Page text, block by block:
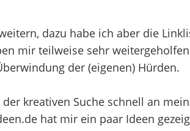
dazu habe ich aber die
mir teilweise sehr
der (eigenen) Hürden.
kreativen Suche schnell an
hat mir ein paar Ideen